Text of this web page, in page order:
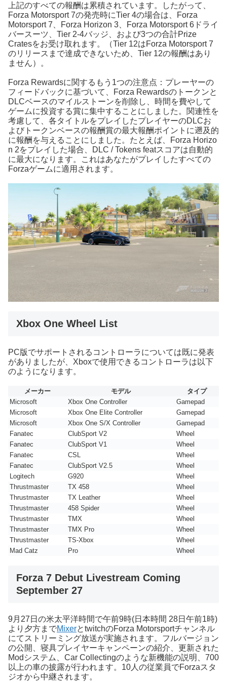
上記のすべての報酬は累積されています。したがって、
Forza Motorsport 7の発売時にTier 4の場合は、Forza
Motorsport 7、Forza Horizo​​n 3、Forza Motorsport 6ドライ
バースーツ、Tier 2-4バッジ、および3つの合計Prize
Cratesをお受け取れます。（Tier 12はForza Motorsport 7
のリリースまで達成できないため、Tier 12の報酬はあり
ません）。
Forza Rewardsに関するもう1つの注意点：プレーヤーの
フィードバックに基づいて、Forza Rewardsのトークンと
DLCベースのマイルストーンを削除し、時間を費やして
ゲームに投資する賞に集中することにしました。関連性を
考慮して、各タイトルをプレイしたプレイヤーのDLCお
よびトークンベースの報酬賞の最大報酬ポイントに遡及的
に報酬を与えることにしました。たとえば、Forza Horizo​​
n 2をプレイした場合、DLC / Tokens featスコアは自動的
に最大になります。これはあなたがプレイしたすべての
Forzaゲームに適用されます。
Xbox One Wheel List
PC版でサポートされるコントローラについては既に発表
がありましたが、Xboxで使用できるコントローラは以下
のようになります。
メーカー モデル
タイプ
Microsoft
Xbox One Controller
Gamepad
Microsoft
Xbox One Elite Controller
Gamepad
Microsoft
Xbox One S/X Controller
Gamepad
Fanatec
ClubSport V2
Wheel
Fanatec
ClubSport V1
Wheel
Fanatec
CSL
Wheel
Fanatec
ClubSport V2.5
Wheel
Logitech
G920
Wheel
Thrustmaster
TX 458
Wheel
Thrustmaster
TX Leather
Wheel
Thrustmaster
458 Spider
Wheel
Thrustmaster
TMX
Wheel
Thrustmaster
TMX Pro
Wheel
Thrustmaster
TS-Xbox
Wheel
Mad Catz
Pro Wheel
Forza 7 Debut Livestream Coming
September 27
9月27日の米太平洋時間で午前9時(日本時間 28日午前1時)
より夕方までMixerとtwitchのForza Motorsportチャンネル
にてストリーミング放送が実施されます。フルバージョン
の公開、寝具プレイヤーキャンペーンの紹介、更新された
Modシステム、Car Collectingのような新機能の説明、700
以上の車の披露が行われます。10人の従業員でForzaスタ
ジオから中継されます。